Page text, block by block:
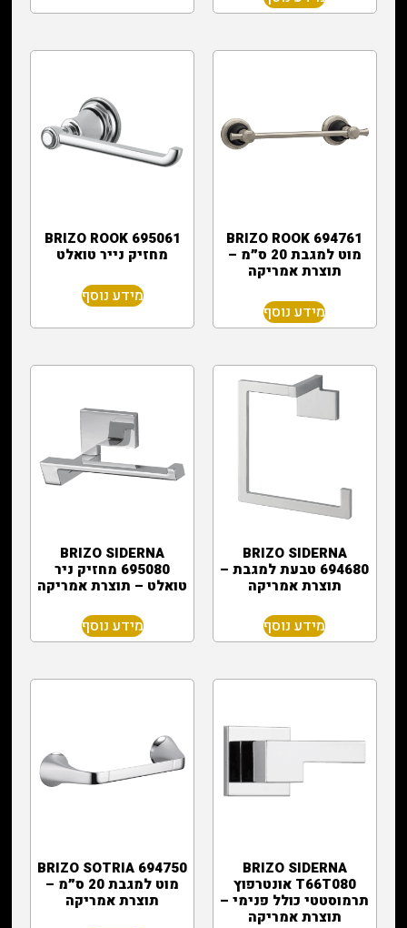
BRIZO ROOK 694761
מוט למגבת 20 ס״מ –
תוצרת אמריקה
מידע נוסף
BRIZO ROOK 695061
מחזיק נייר טואלט
מידע נוסף
BRIZO SIDERNA
694680 טבעת למגבת –
תוצרת אמריקה
מידע נוסף
BRIZO SIDERNA
695080 מחזיק ניר
טואלט – תוצרת אמריקה
מידע נוסף
BRIZO SIDERNA
T66T080 אונטרפוץ
תרמוסטטי כולל פנימי –
תוצרת אמריקה
BRIZO SOTRIA 694750
מוט למגבת 20 ס״מ –
תוצרת אמריקה